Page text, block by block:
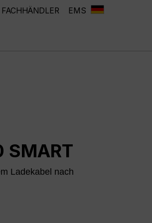
FACHHÄNDLER EMS
SMART
Ladekabel nach